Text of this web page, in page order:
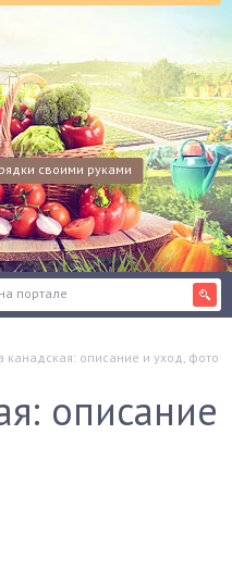
своими руками
канадская: описание и уход, фото
описание